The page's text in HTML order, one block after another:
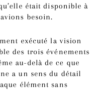
était disponible à
besoin.
exécuté la vision
des trois événements
au-delà de ce que
a un sens du détail
élément sans